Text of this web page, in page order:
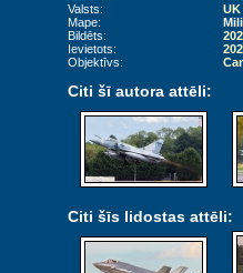
Valsts:
Mape:
Bildēts:
Ievietots:
Objektīvs:
Citi šī autora attēli:
Citi šīs lidostas attēli: